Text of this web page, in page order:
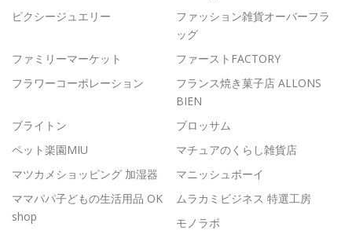
ピクシージュエリー
ファッション雑貨オーバーフラ
ッグ
ファミリーマーケット
ファーストFACTORY
フラワーコーポレーション
フランス焼き菓子店 ALLONS
BIEN
ブライトン
ブロッサム
ペット楽園MIU
マチュアのくらし雑貨店
マツカメショッピング 加湿器
マニッシュボーイ
ママパパ子どもの生活用品 OK
shop
ムラカミビジネス 特選工房
モノラボ